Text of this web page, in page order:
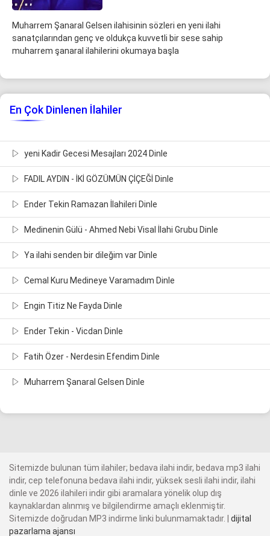
Muharrem Şanaral Gelsen ilahisinin sözleri en yeni ilahi
sanatçılarından genç ve oldukça kuvvetli bir sese sahip
muharrem şanaral ilahilerini okumaya başla
En Çok Dinlenen İlahiler
yeni Kadir Gecesi Mesajları 2024 Dinle
FADIL AYDIN - İKİ GÖZÜMÜN ÇİÇEĞİ Dinle
Ender Tekin Ramazan İlahileri Dinle
Medinenin Gülü - Ahmed Nebi Visal İlahi Grubu Dinle
Ya ilahi senden bir dileğim var Dinle
Cemal Kuru Medineye Varamadım Dinle
Engin Titiz Ne Fayda Dinle
Ender Tekin - Vicdan Dinle
Fatih Özer - Nerdesin Efendim Dinle
Muharrem Şanaral Gelsen Dinle
Sitemizde bulunan tüm ilahiler; bedava ilahi indir, bedava mp3 ilahi
indir, cep telefonuna bedava ilahi indir, yüksek sesli ilahi indir, ilahi
dinle ve 2026 ilahileri indir gibi aramalara yönelik olup dış
kaynaklardan alınmış ve bilgilendirme amaçlı eklenmiştir.
Sitemizde doğrudan MP3 indirme linki bulunmamaktadır. | dijital
pazarlama ajansı